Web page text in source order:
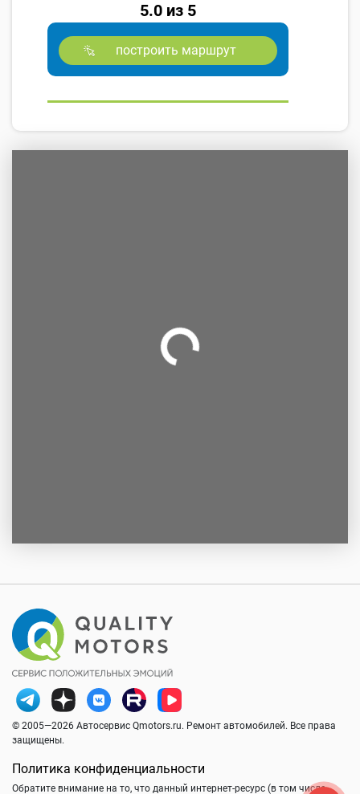
5.0 из 5
построить маршрут
© 2005—2026 Автосервис Qmotors.ru. Ремонт автомобилей. Все права
защищены.
Политика конфиденциальности
Обратите внимание на то, что данный интернет-ресурс (в том числе